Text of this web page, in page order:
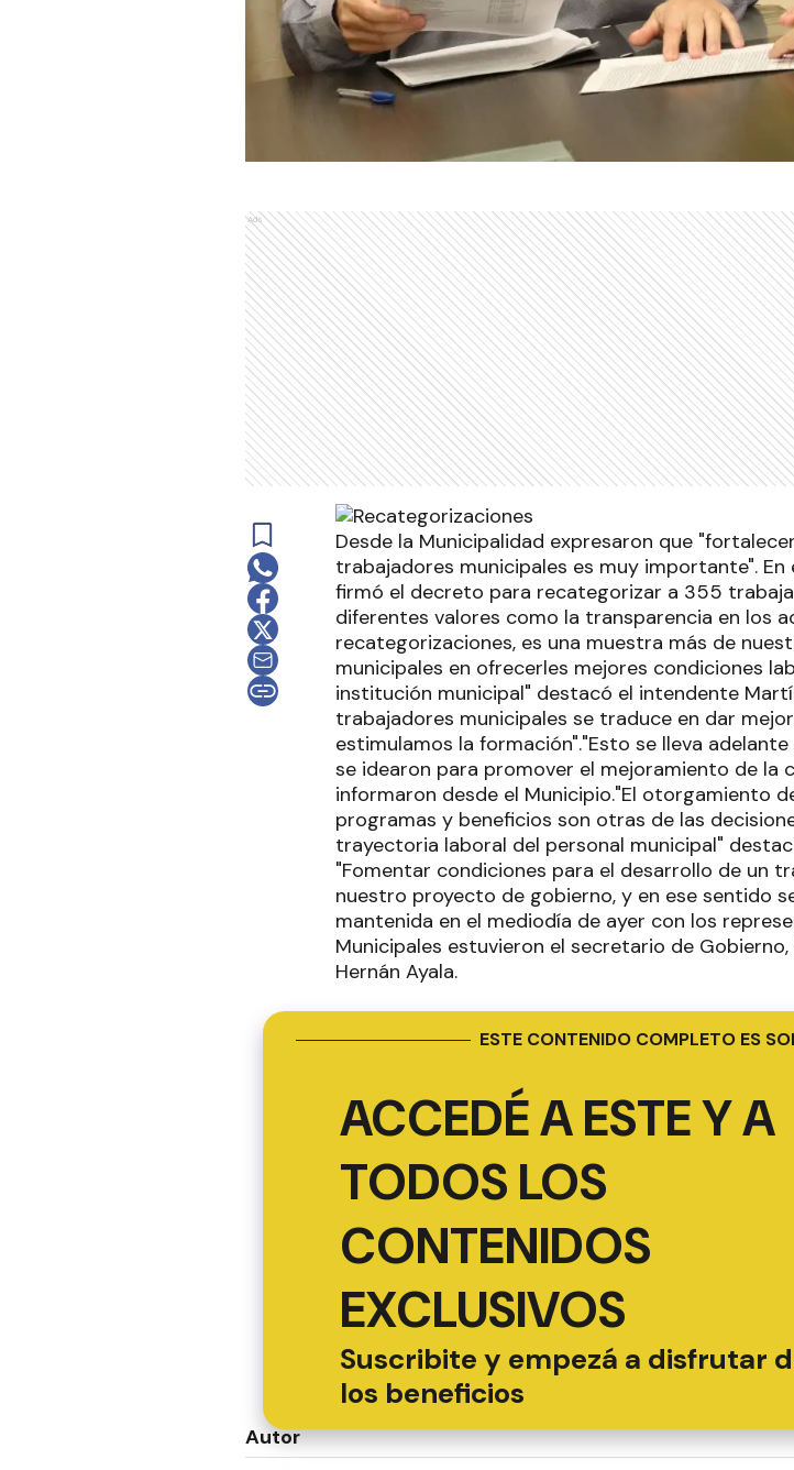
Ads
Desde la Municipalidad expresaron que
trabajadores municipales es muy importante".
firmó el decreto para recategorizar a 355
diferentes valores como la transparencia en los
recategorizaciones, es una muestra más de
municipales en ofrecerles mejores condiciones
institución municipal" destacó el intendente
trabajadores municipales se traduce en dar
estimulamos la formación"."Esto se lleva
se idearon para promover el mejoramiento de la
informaron desde el Municipio."El otorgamiento
programas y beneficios son otras de las
trayectoria laboral del personal municipal"
"Fomentar condiciones para el desarrollo de un
nuestro proyecto de gobierno, y en ese sentido
mantenida en el mediodía de ayer con los
Municipales estuvieron el secretario de
Hernán Ayala.
ESTE CONTENIDO COMPLETO ES
ACCEDÉ A ESTE Y A
TODOS LOS
CONTENIDOS
EXCLUSIVOS
Suscribite y empezá a disfrutar
los beneficios
Autor